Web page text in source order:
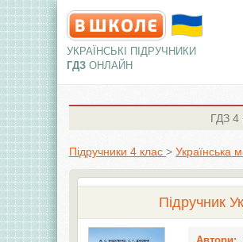
УКРАЇНСЬКІ ПІДРУЧНИКИ
ГДЗ ОНЛАЙН
ГДЗ 4
Підручники 4 клас > Українська
Підручник